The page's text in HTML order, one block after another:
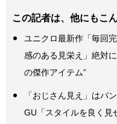
この記者は、他にもこ
ユニクロ最新作「毎回
感のある見栄え」絶対
の傑作アイテム”
「おじさん見え」はパ
GU「スタイルを良く見